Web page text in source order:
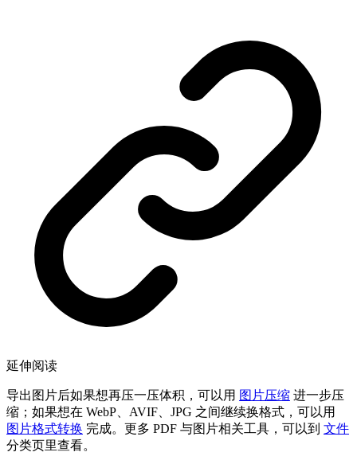
延伸阅读
导出图片后如果想再压一压体积，可以用 图片压缩 进一步压
缩；如果想在 WebP、AVIF、JPG 之间继续换格式，可以用
图片格式转换 完成。更多 PDF 与图片相关工具，可以到 文件
分类页里查看。